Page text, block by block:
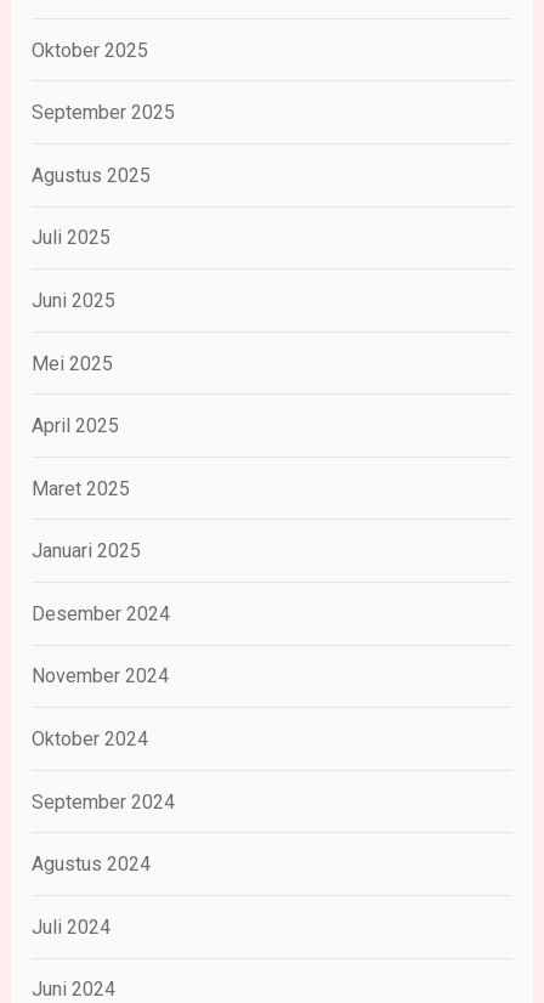
Oktober 2025
September 2025
Agustus 2025
Juli 2025
Juni 2025
Mei 2025
April 2025
Maret 2025
Januari 2025
Desember 2024
November 2024
Oktober 2024
September 2024
Agustus 2024
Juli 2024
Juni 2024